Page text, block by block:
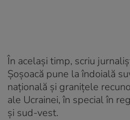
În același timp, scriu
Șoșoacă pune la îndoială
națională și granițele
ale Ucrainei, în special în
și sud-vest.